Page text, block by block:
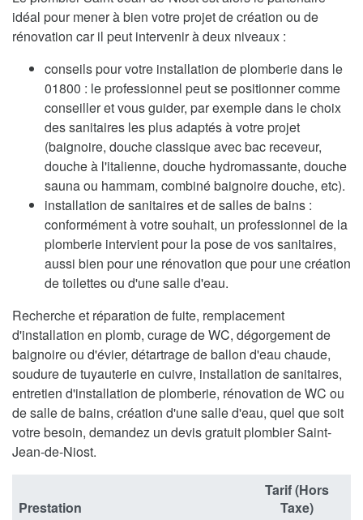
idéal pour mener à bien votre projet de création ou de
rénovation car il peut intervenir à deux niveaux :
conseils pour votre installation de plomberie dans le
01800 : le professionnel peut se positionner comme
conseiller et vous guider, par exemple dans le choix
des sanitaires les plus adaptés à votre projet
(baignoire, douche classique avec bac receveur,
douche à l'italienne, douche hydromassante, douche
sauna ou hammam, combiné baignoire douche, etc).
installation de sanitaires et de salles de bains :
conformément à votre souhait, un professionnel de la
plomberie intervient pour la pose de vos sanitaires,
aussi bien pour une rénovation que pour une création
de toilettes ou d'une salle d'eau.
Recherche et réparation de fuite, remplacement
d'installation en plomb, curage de WC, dégorgement de
baignoire ou d'évier, détartrage de ballon d'eau chaude,
soudure de tuyauterie en cuivre, installation de sanitaires,
entretien d'installation de plomberie, rénovation de WC ou
de salle de bains, création d'une salle d'eau, quel que soit
votre besoin, demandez un devis gratuit plombier Saint-
Jean-de-Niost.
Prestation
Tarif (Hors
Taxe)